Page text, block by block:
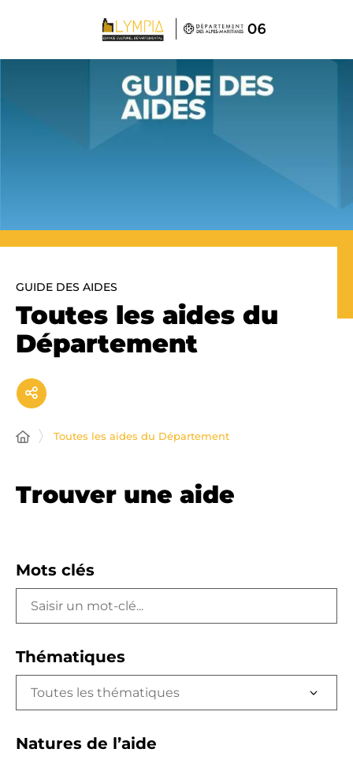
GUIDE DES AIDES
Toutes les aides du
Département
Toutes les aides du Département
Trouver une aide
Mots clés
Thématiques
Toutes les thématiques
Natures de l’aide